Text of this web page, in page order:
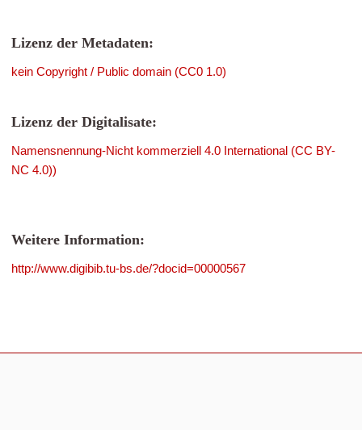
Lizenz der Metadaten:
kein Copyright / Public domain (CC0 1.0)
Lizenz der Digitalisate:
Namensnennung-Nicht kommerziell 4.0 International (CC BY-
NC 4.0))
Weitere Information:
http://www.digibib.tu-bs.de/?docid=00000567